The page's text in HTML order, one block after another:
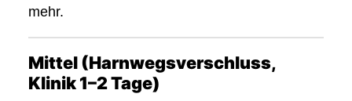
mehr.
Mittel (Harnwegsverschluss,
Klinik 1–2 Tage)